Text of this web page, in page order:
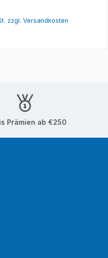
zzgl. Versandkosten
Prämien ab €250